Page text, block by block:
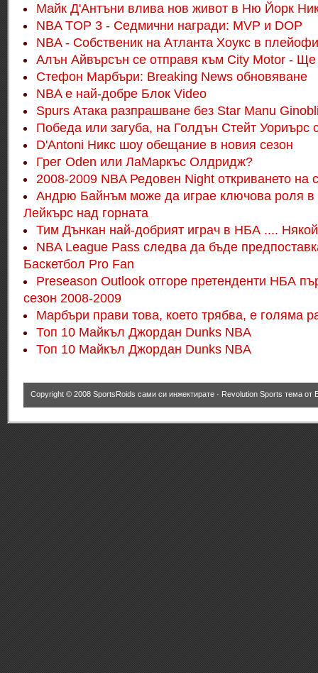
Майк Д'Антъни влива нов живот в Ню Йорк
NBA TOP 3 - Седмични награди: MVP и DOP
NBA - Собственик на Атланта Хоукс в
Алън Айвърсън се отправя към City Motor - Ще
Стефон Марбъри: Breaking News обновяване
NBA е най-добре Блок Video
Spurs Атака разпрашване без Star Manu
Победа или загуба, на Голдън Стейт Уориърс
D'Antoni Никс шоу обещание в новия сезон
Грег Oden или ЛаМаркъс Олдридж?
2008-2009 NBA Редовен Night откриването на
Андрю Байнъм може да играе ключова роля в
Лейкърс над горната
Тим Дънкан най-добрият играч в НБА ....
NBA League Pass следва да бъде
Баскетбол Pro Fan
Preseason Outlook отгоре претенденти НБА
сезон 2008-2009
Марбъри прави това, което трябва, е голяма
Топ 10 Майкъл Джордан Dunks NBA
Топ 10 Майкъл Джордан Dunks NBA
Copyright © 2008 SportsRoids сами си инжектирате · Revolution Sports тема от